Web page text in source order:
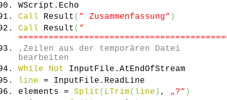
WScript. Echo
Call Result ( “ Zusammenfassung“ )
Call Result ( “
‚Zeilen aus der temporären Datei
bearbeiten
While
Not InputFile. AtEndOfStream
line = InputFile. ReadLine
elements = Split ( LTrim( line ) , „?“ )